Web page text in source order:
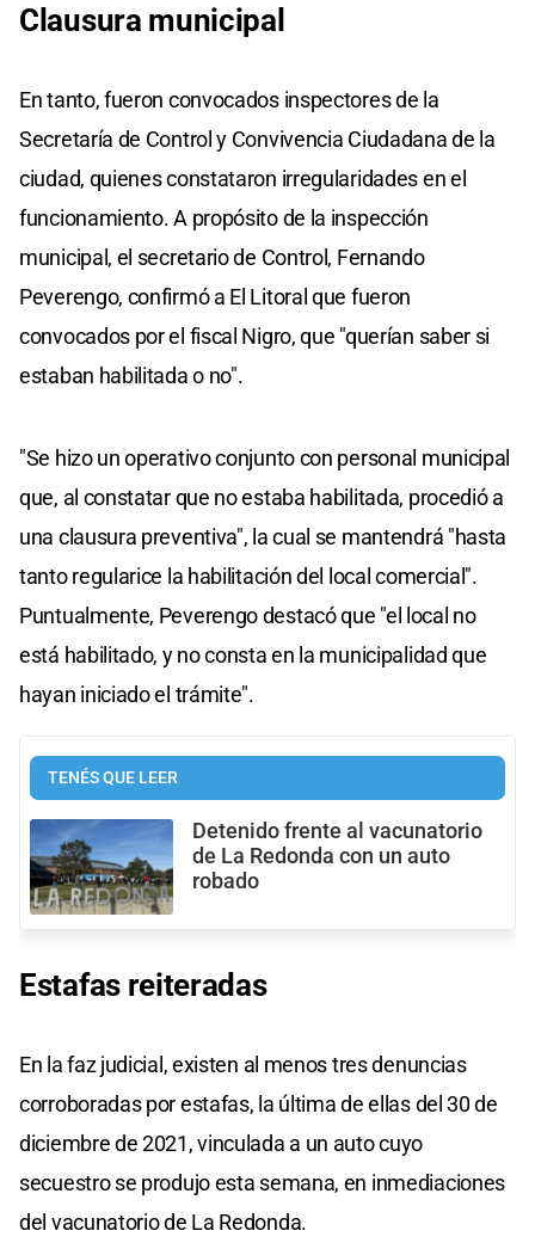
Clausura municipal
En tanto, fueron convocados inspectores de la
Secretaría de Control y Convivencia Ciudadana de la
ciudad, quienes constataron irregularidades en el
funcionamiento. A propósito de la inspección
municipal, el secretario de Control, Fernando
Peverengo, confirmó a El Litoral que fueron
convocados por el fiscal Nigro, que "querían saber si
estaban habilitada o no".
"Se hizo un operativo conjunto con personal municipal
que, al constatar que no estaba habilitada, procedió a
una clausura preventiva", la cual se mantendrá "hasta
tanto regularice la habilitación del local comercial".
Puntualmente, Peverengo destacó que "el local no
está habilitado, y no consta en la municipalidad que
hayan iniciado el trámite".
TENÉS QUE LEER
Detenido frente al vacunatorio
de La Redonda con un auto
robado
Estafas reiteradas
En la faz judicial, existen al menos tres denuncias
corroboradas por estafas, la última de ellas del 30 de
diciembre de 2021, vinculada a un auto cuyo
secuestro se produjo esta semana, en inmediaciones
del vacunatorio de La Redonda.